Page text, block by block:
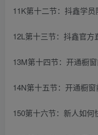
11K第十二节：抖鑫学
12L第十三节：抖鑫官
13M第十四节：开通橱
14N第十五节：开通橱
150第十六节：新人如